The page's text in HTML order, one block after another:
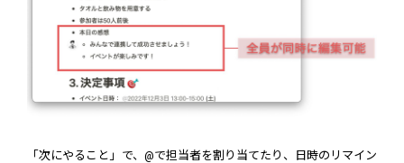
「次にやること」で、@で担当者を割り当てたり、日時のリマイン